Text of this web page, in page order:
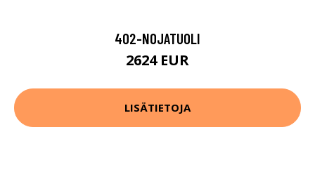
402-NOJATUOLI
2624 EUR
LISÄTIETOJA